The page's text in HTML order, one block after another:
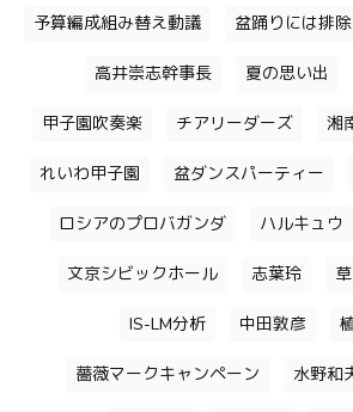
予算編成組み替え動議 盆踊りには排
高井崇志幹事長 夏の思い出
甲子園吹奏楽 チアリーダーズ 湘
れいわ甲子園 盆ダンスパーティー
ロシアのプロバガンダ ハルキュウ
文京シビックホール 志葉玲
IS-LM分析 中田敦彦
薔薇マークキャンペーン 水野和